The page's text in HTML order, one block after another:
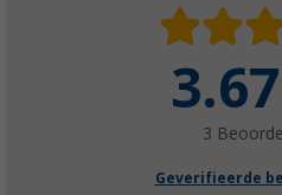
3
Geverifieerde